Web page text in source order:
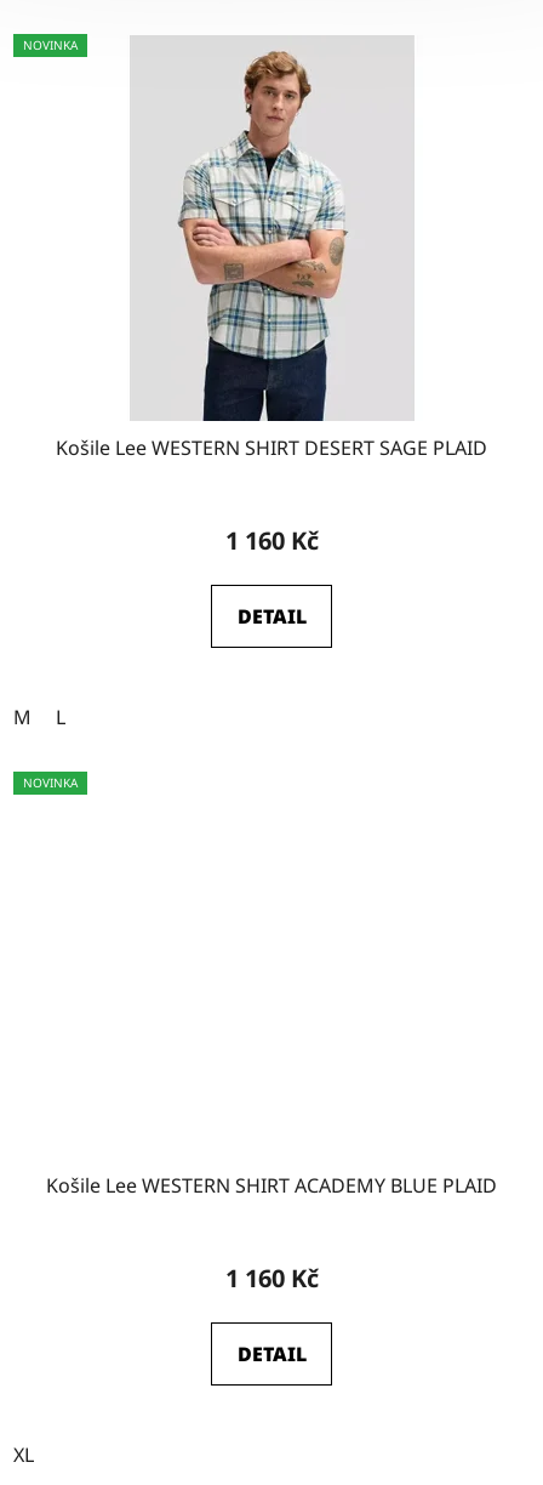
NOVINKA
Košile Lee WESTERN SHIRT DESERT SAGE PLAID
1 160 Kč
DETAIL
M L
NOVINKA
Košile Lee WESTERN SHIRT ACADEMY BLUE PLAID
1 160 Kč
DETAIL
XL